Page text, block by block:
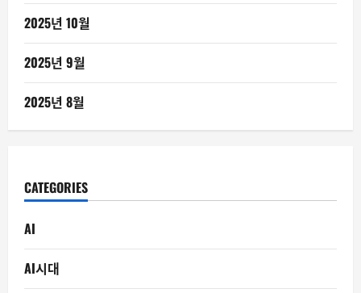
2025년 10월
2025년 9월
2025년 8월
CATEGORIES
AI
AI시대